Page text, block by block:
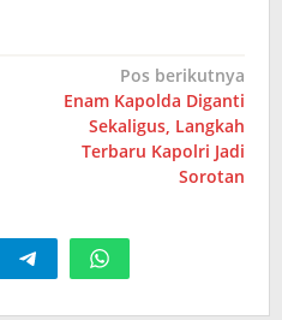
Pos berikutnya
Enam Kapolda Diganti
Sekaligus, Langkah
Terbaru Kapolri Jadi
Sorotan